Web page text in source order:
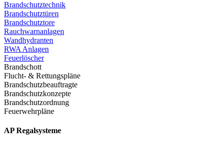
Brandschutztechnik
Brandschutztüren
Brandschutztore
Rauchwarnanlagen
Wandhydranten
RWA Anlagen
Feuerlöscher
Brandschott
Flucht- & Rettungspläne
Brandschutzbeauftragte
Brandschutzkonzepte
Brandschutzordnung
Feuerwehrpläne
AP Regalsysteme